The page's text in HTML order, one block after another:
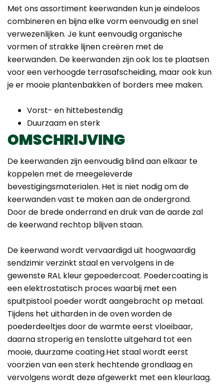
Met ons assortiment keerwanden kun je eindeloos
combineren en bijna elke vorm eenvoudig en snel
verwezenlijken. Je kunt eenvoudig organische
vormen of strakke lijnen creëren met de
keerwanden. De keerwanden zijn ook los te plaatsen
voor een verhoogde terrasafscheiding, maar ook kun
je er mooie plantenbakken of borders mee maken.
Vorst- en hittebestendig
Duurzaam en sterk
OMSCHRIJVING
De keerwanden zijn eenvoudig blind aan elkaar te
koppelen met de meegeleverde
bevestigingsmaterialen. Het is niet nodig om de
keerwanden vast te maken aan de ondergrond.
Door de brede onderrand en druk van de aarde zal
de keerwand rechtop blijven staan.
De keerwand wordt vervaardigd uit hoogwaardig
sendzimir verzinkt staal en vervolgens in de
gewenste RAL kleur gepoedercoat. Poedercoating is
een elektrostatisch proces waarbij met een
spuitpistool poeder wordt aangebracht op metaal.
Tijdens het uitharden in de oven worden de
poederdeeltjes door de warmte eerst vloeibaar,
daarna stroperig en tenslotte uitgehard tot een
mooie, duurzame coating.Het staal wordt eerst
voorzien van een sterk hechtende grondlaag en
vervolgens wordt deze afgewerkt met een kleurlaag.